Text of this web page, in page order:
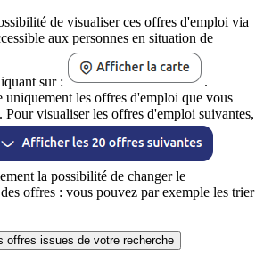
de visualiser ces offres d'emploi via
aux personnes en situation de
sur :
.
uniquement les offres d'emploi que vous
Pour visualiser les offres d'emploi suivantes,
la possibilité de changer le
offres : vous pouvez par exemple les trier
offres issues de votre recherche